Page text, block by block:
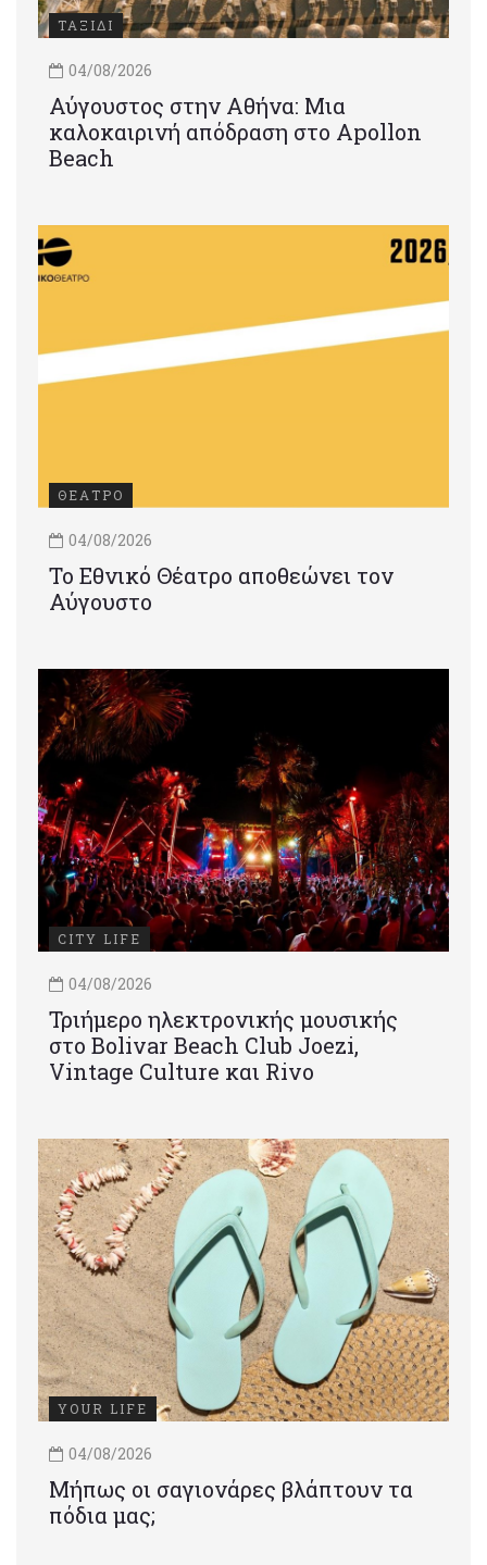
ΤΑΞΙΔΙ
04/08/2026
Αύγουστος στην Αθήνα: Μια
καλοκαιρινή απόδραση στο Apollon
Beach
ΘΕΑΤΡΟ
04/08/2026
Το Εθνικό Θέατρο αποθεώνει τον
Αύγουστο
CITY LIFE
04/08/2026
Τριήμερο ηλεκτρονικής μουσικής
στο Bolivar Beach Club Joezi,
Vintage Culture και Rivo
YOUR LIFE
04/08/2026
Μήπως οι σαγιονάρες βλάπτουν τα
πόδια μας;